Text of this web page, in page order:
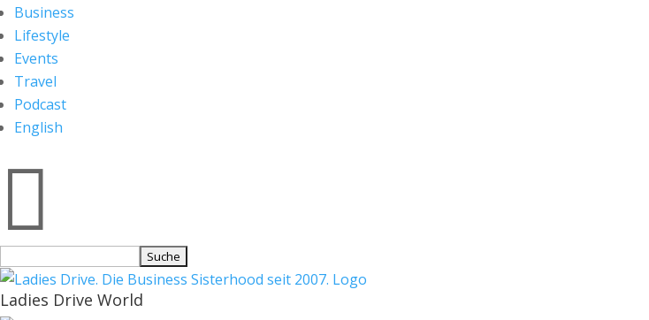
Business
Lifestyle
Events
Travel
Podcast
English

nach:
Ladies Drive World